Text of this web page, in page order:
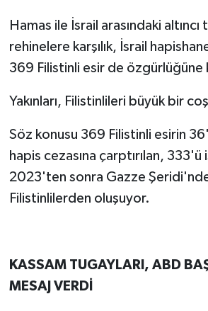
Hamas ile İsrail arasındaki
rehinelere karşılık, İsrail
369 Filistinli esir de özgürlüğüne
Yakınları, Filistinlileri büyük bir
Söz konusu 369 Filistinli esirin
hapis cezasına çarptırılan, 333'ü
2023'ten sonra Gazze Şeridi'nde
Filistinlilerden oluşuyor.
KASSAM TUGAYLARI, ABD
MESAJ VERDİ